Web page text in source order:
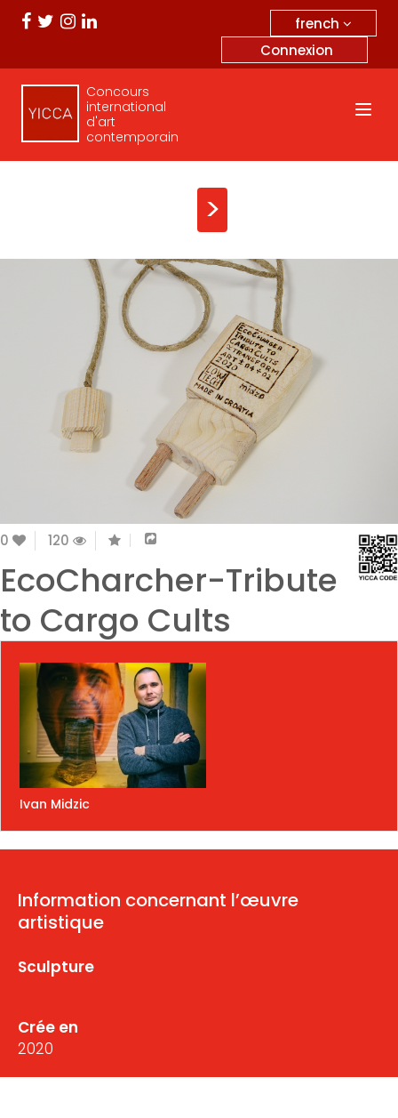
french
Connexion
Concours
international
d'art
contemporain
>
0 120
EcoCharcher-Tribute
to Cargo Cults
Ivan Midzic
Information concernant l’œuvre
artistique
Sculpture
Crée en
2020